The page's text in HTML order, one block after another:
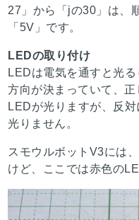
27」から「jの30」は、
「5V」です。
LEDの取り付け
LEDは電気を通すと光
方向が決まっていて、
LEDが光りますが、反
光りません。
スモウルボットV3には
けど、ここでは赤色の